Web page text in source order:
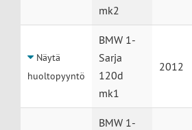
mk2
Näytä
huoltopyyntö
BMW 1-
Sarja
120d
mk1
2012
BMW 1-